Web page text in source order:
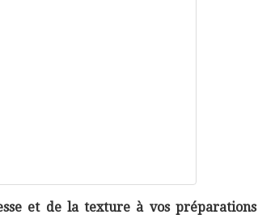
et de la texture à vos préparations